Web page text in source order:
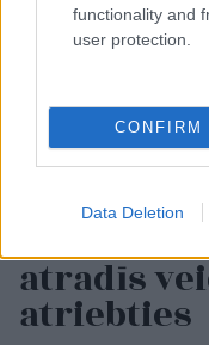
functionality and
user protection.
CONFIRM
Data Deletion
Ar šo
atradīs
atriebties